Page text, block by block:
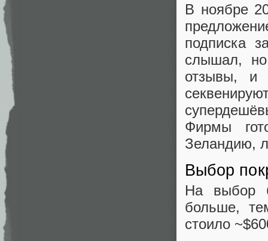
В ноябре
подписка
слышал,
отзывы, и
Фирмы
Зеландию,
Выбор
На выбор
больше,
стоило